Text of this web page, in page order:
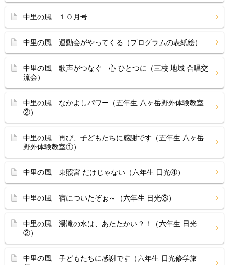
中里の風 １０月号
中里の風 運動会がやってくる（プログラムの表紙絵）
中里の風 歌声がつなぐ 心 ひとつに（三校 地域 合唱交
流会）
中里の風 なかよしパワー（五年生 八ヶ岳野外体験教室
②）
中里の風 再び、子どもたちに感謝です（五年生 八ヶ岳
野外体験教室①）
中里の風 東照宮 だけじゃない（六年生 日光④）
中里の風 宿についたぞぉ～（六年生 日光③）
中里の風 湯滝の水は、あたたかい？！（六年生 日光
②）
中里の風 子どもたちに感謝です（六年生 日光修学旅